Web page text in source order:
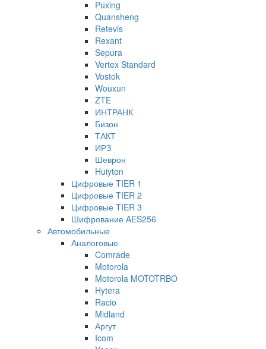
Puxing
Quansheng
Retevis
Rexant
Sepura
Vertex Standard
Vostok
Wouxun
ZTE
ИНТРАНК
Бизон
ТАКТ
ИРЗ
Шеврон
Huiyton
Цифровые TIER 1
Цифровые TIER 2
Цифровые TIER 3
Шифрование AES256
Автомобильные
Аналоговые
Comrade
Motorola
Motorola MOTOTRBO
Hytera
Racio
Midland
Аргут
Icom